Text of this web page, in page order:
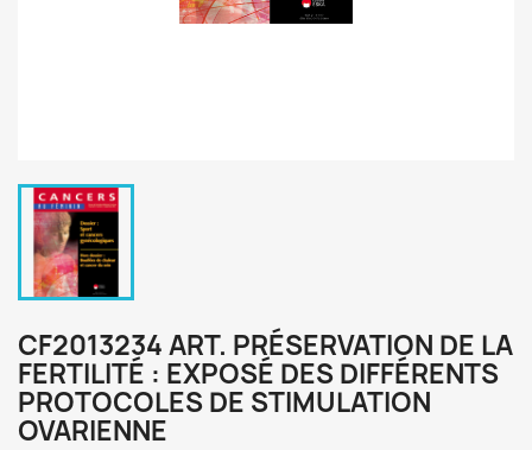
CF2013234 ART. PRÉSERVATION DE LA
FERTILITÉ : EXPOSÉ DES DIFFÉRENTS
PROTOCOLES DE STIMULATION
OVARIENNE